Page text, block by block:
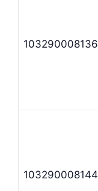
103290008136
103290008144